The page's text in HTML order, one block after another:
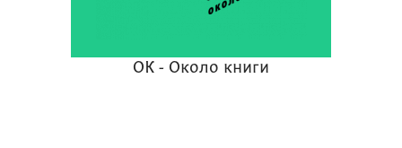
ОК - Около книги